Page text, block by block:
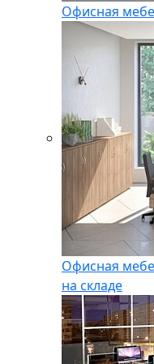
Офисная
Офисная
на складе